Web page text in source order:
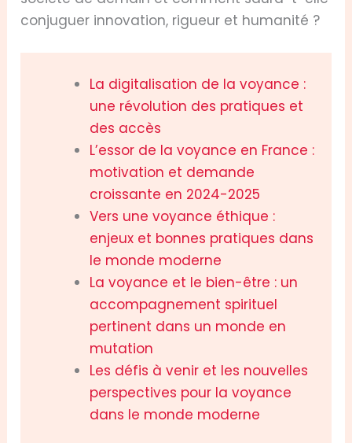
conjuguer innovation, rigueur et humanité ?
La digitalisation de la voyance :
une révolution des pratiques et
des accès
L’essor de la voyance en France :
motivation et demande
croissante en 2024-2025
Vers une voyance éthique :
enjeux et bonnes pratiques dans
le monde moderne
La voyance et le bien-être : un
accompagnement spirituel
pertinent dans un monde en
mutation
Les défis à venir et les nouvelles
perspectives pour la voyance
dans le monde moderne